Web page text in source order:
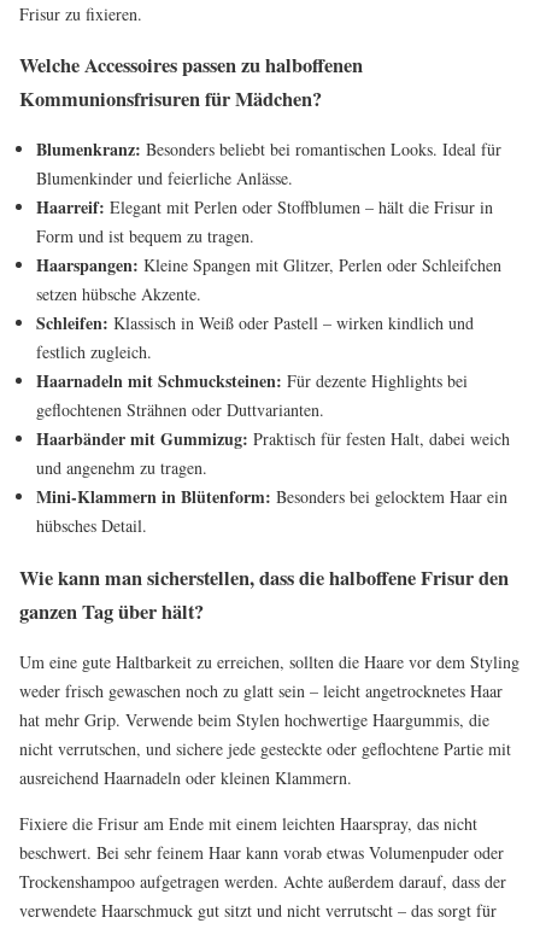
Frisur zu fixieren.
Welche Accessoires passen zu halboffenen
Kommunionsfrisuren für Mädchen?
Blumenkranz: Besonders beliebt bei romantischen Looks. Ideal für
Blumenkinder und feierliche Anlässe.
Haarreif: Elegant mit Perlen oder Stoffblumen – hält die Frisur in
Form und ist bequem zu tragen.
Haarspangen: Kleine Spangen mit Glitzer, Perlen oder Schleifchen
setzen hübsche Akzente.
Schleifen: Klassisch in Weiß oder Pastell – wirken kindlich und
festlich zugleich.
Haarnadeln mit Schmucksteinen: Für dezente Highlights bei
geflochtenen Strähnen oder Duttvarianten.
Haarbänder mit Gummizug: Praktisch für festen Halt, dabei weich
und angenehm zu tragen.
Mini-Klammern in Blütenform: Besonders bei gelocktem Haar ein
hübsches Detail.
Wie kann man sicherstellen, dass die halboffene Frisur den
ganzen Tag über hält?
Um eine gute Haltbarkeit zu erreichen, sollten die Haare vor dem Styling
weder frisch gewaschen noch zu glatt sein – leicht angetrocknetes Haar
hat mehr Grip. Verwende beim Stylen hochwertige Haargummis, die
nicht verrutschen, und sichere jede gesteckte oder geflochtene Partie mit
ausreichend Haarnadeln oder kleinen Klammern.
Fixiere die Frisur am Ende mit einem leichten Haarspray, das nicht
beschwert. Bei sehr feinem Haar kann vorab etwas Volumenpuder oder
Trockenshampoo aufgetragen werden. Achte außerdem darauf, dass der
verwendete Haarschmuck gut sitzt und nicht verrutscht – das sorgt für